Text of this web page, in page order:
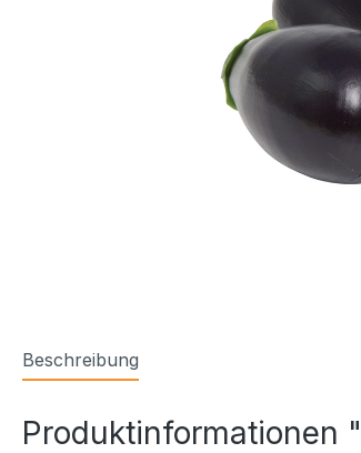
Beschreibung
Produktinformationen